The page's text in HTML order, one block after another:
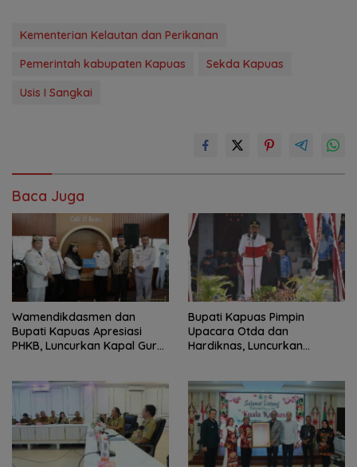
Kementerian Kelautan dan Perikanan
Pemerintah kabupaten Kapuas
Sekda Kapuas
Usis I Sangkai
Baca Juga
‎Wamendikdasmen dan
Bupati Kapuas Apresiasi
PHKB, Luncurkan Kapal Guru
Bupati Kapuas Pimpin
Upacara Otda dan
Hardiknas, Luncurkan